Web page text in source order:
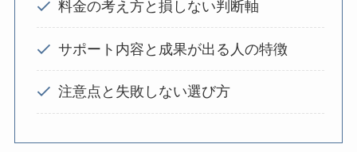
料金の考え方と損しない判断軸
サポート内容と成果が出る人の特徴
注意点と失敗しない選び方